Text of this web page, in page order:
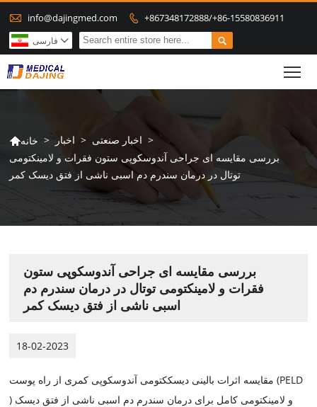
 info@dajingmed.com  +867348172888/+86-15580836911
 فارسی 
خانه > اخبار > اخبار صنعتی >
بررسی مقایسه ای جراحی آندوسکوپی ستون فقرات و لامینکتومی
توتال در درمان سندرم دم اسبی ناشی از فتق دیسک کمر
بررسی مقایسه ای جراحی آندوسکوپی ستون
فقرات و لامینکتومی توتال در درمان سندرم دم
اسبی ناشی از فتق دیسک کمر
18-02-2023
مقایسه اثرات بالینی دیسککتومی آندوسکوپی کمری از راه پوست (PELD
) و لامینکتومی کامل برای درمان سندرم دم اسبی ناشی از فتق دیسک